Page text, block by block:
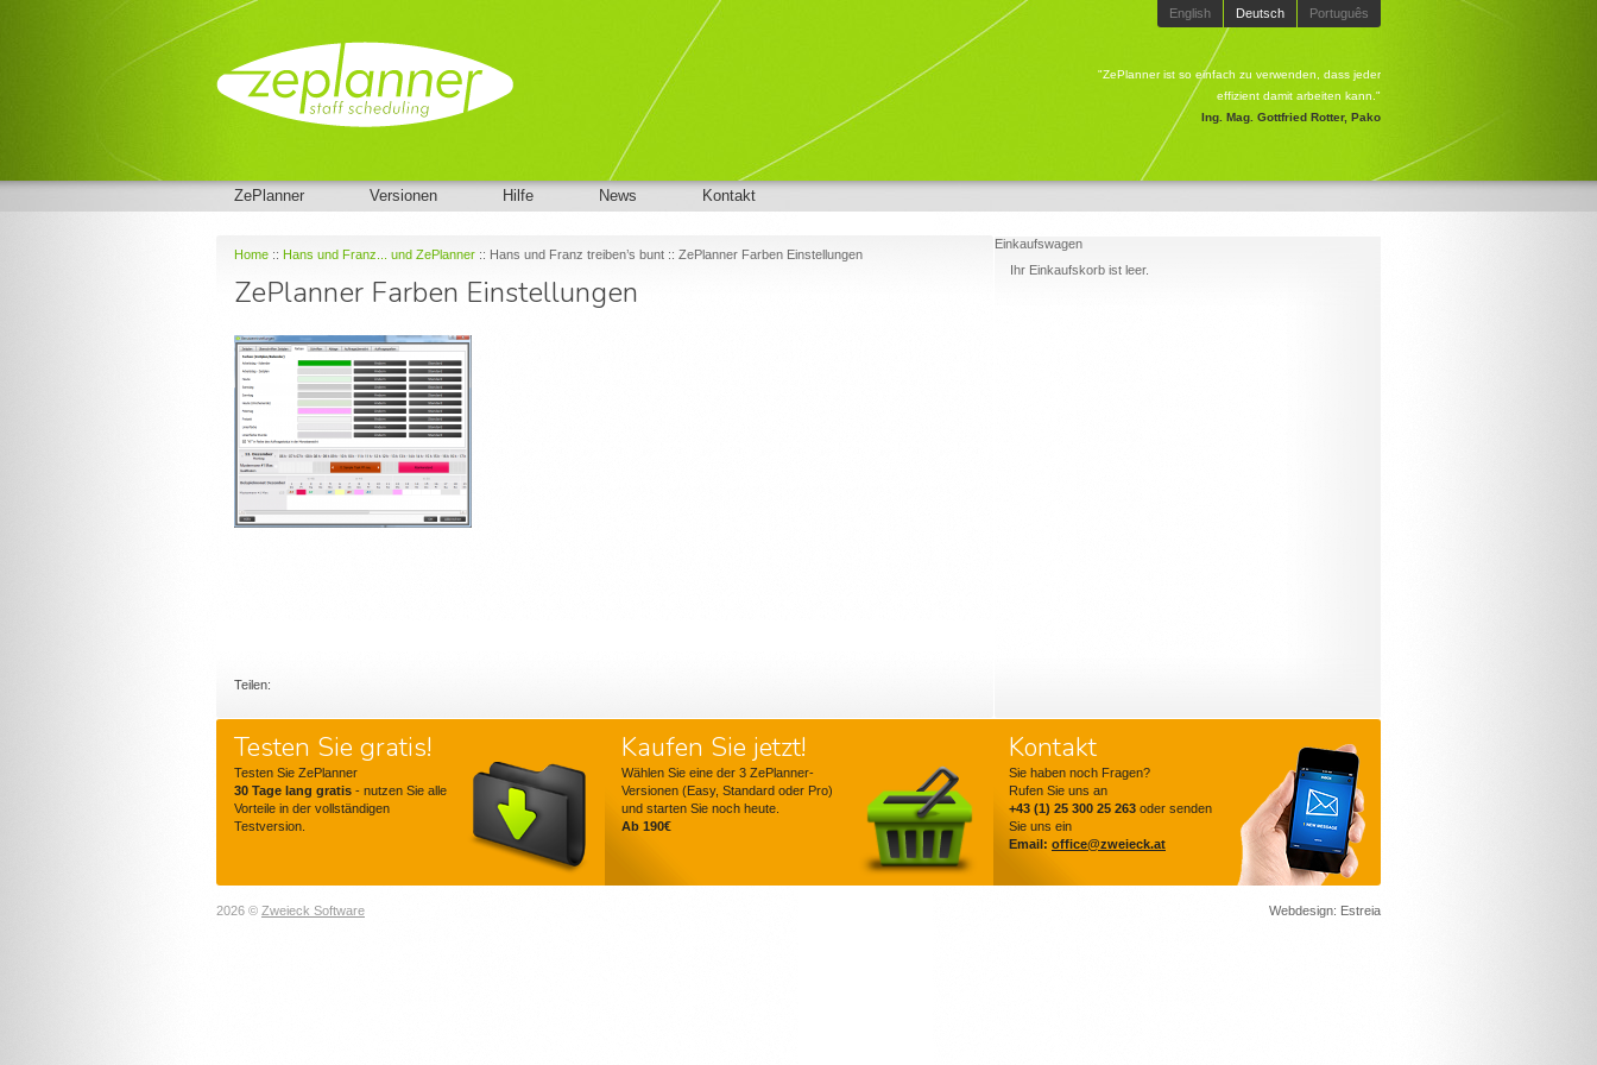
English Deutsch Português
"ZePlanner ist so einfach zu verwenden, dass jeder
effizient damit arbeiten kann."
Ing. Mag. Gottfried Rotter, Pako
ZePlanner Versionen Hilfe News Kontakt
Home :: Hans und Franz... und ZePlanner :: Hans und Franz treiben’s bunt :: ZePlanner Farben Einstellungen
ZePlanner Farben Einstellungen
Teilen:
Einkaufswagen
Ihr Einkaufskorb ist leer.
Testen Sie gratis!
Testen Sie ZePlanner
30 Tage lang gratis - nutzen Sie alle
Vorteile in der vollständigen
Testversion.
Kaufen Sie jetzt!
Wählen Sie eine der 3 ZePlanner-
Versionen (Easy, Standard oder Pro)
und starten Sie noch heute.
Ab 190€
Kontakt
Sie haben noch Fragen?
Rufen Sie uns an
+43 (1) 25 300 25 263 oder senden
Sie uns ein
Email: office@zweieck.at
Webdesign: Estreia
2026 © Zweieck Software